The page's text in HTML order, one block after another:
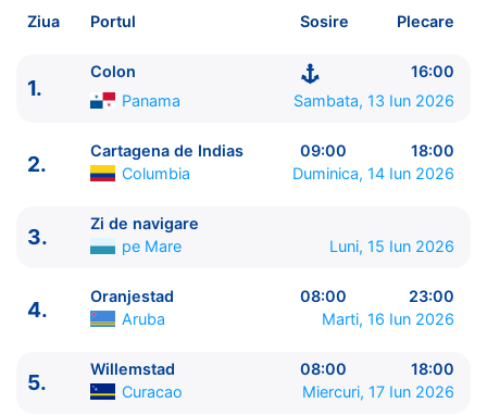
Plecare pe 13 Iun 2026 din Colon, Panama
Royal Caribbean International
ITINERARIU
Ziua Portul Sosire Plecare
1.
Colon
16:00
Panama
Sambata, 13 Iun 2026
2.
Cartagena de Indias 09:00
18:00
Columbia
Duminica, 14 Iun 2026
3.
Zi de navigare
pe Mare
Luni, 15 Iun 2026
4.
Oranjestad 08:00
23:00
Aruba
Marti, 16 Iun 2026
5.
Willemstad 08:00
18:00
Curacao
Miercuri, 17 Iun 2026